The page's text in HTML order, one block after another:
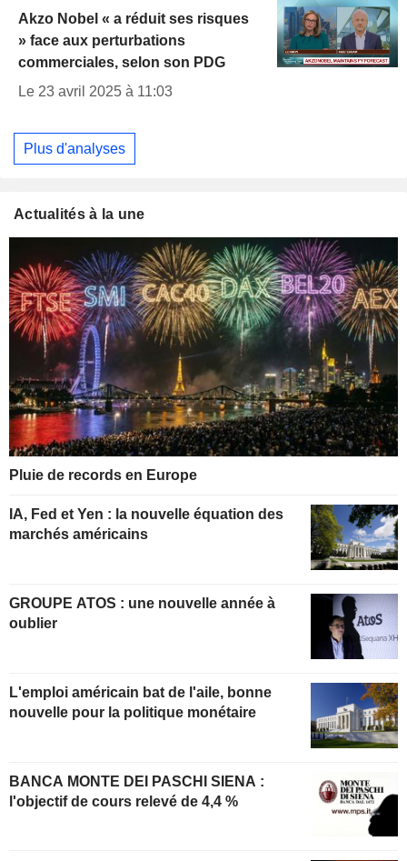
Akzo Nobel « a réduit ses risques
» face aux perturbations
commerciales, selon son PDG
Le 23 avril 2025 à 11:03
Plus d'analyses
Actualités à la une
Pluie de records en Europe
IA, Fed et Yen : la nouvelle équation des
marchés américains
GROUPE ATOS : une nouvelle année à
oublier
L'emploi américain bat de l'aile, bonne
nouvelle pour la politique monétaire
BANCA MONTE DEI PASCHI SIENA :
l'objectif de cours relevé de 4,4 %